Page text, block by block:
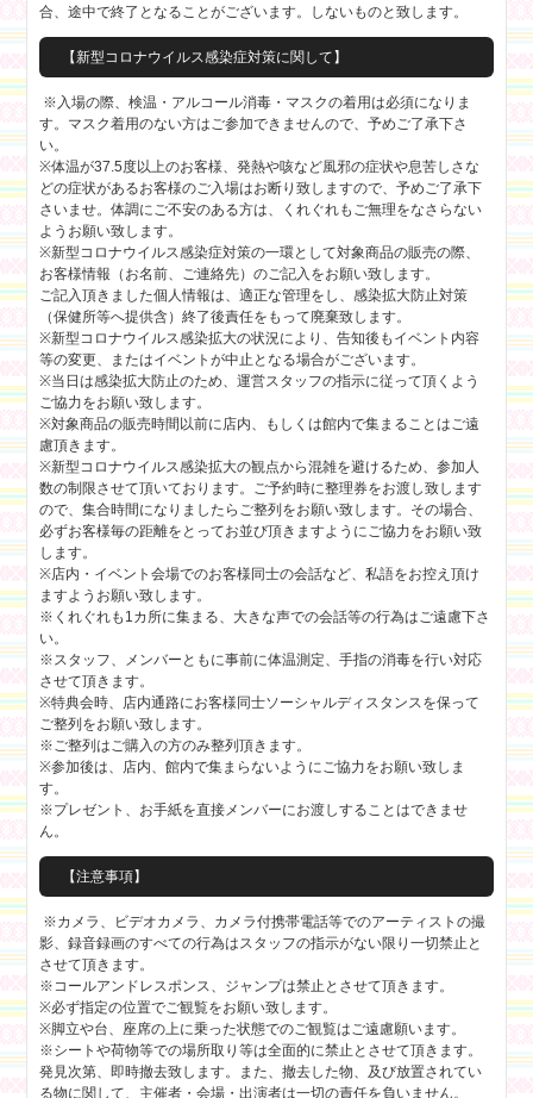
合、途中で終了となることがございます。しないものと致します。
【新型コロナウイルス感染症対策に関して】
※入場の際、検温・アルコール消毒・マスクの着用は必須になりま
す。マスク着用のない方はご参加できませんので、予めご了承下さ
い。
※体温が37.5度以上のお客様、発熱や咳など風邪の症状や息苦しさな
どの症状があるお客様のご入場はお断り致しますので、予めご了承下
さいませ。体調にご不安のある方は、くれぐれもご無理をなさらない
ようお願い致します。
※新型コロナウイルス感染症対策の一環として対象商品の販売の際、
お客様情報（お名前、ご連絡先）のご記入をお願い致します。
ご記入頂きました個人情報は、適正な管理をし、感染拡大防止対策
（保健所等へ提供含）終了後責任をもって廃棄致します。
※新型コロナウイルス感染拡大の状況により、告知後もイベント内容
等の変更、またはイベントが中止となる場合がございます。
※当日は感染拡大防止のため、運営スタッフの指示に従って頂くよう
ご協力をお願い致します。
※対象商品の販売時間以前に店内、もしくは館内で集まることはご遠
慮頂きます。
※新型コロナウイルス感染拡大の観点から混雑を避けるため、参加人
数の制限させて頂いております。ご予約時に整理券をお渡し致します
ので、集合時間になりましたらご整列をお願い致します。その場合、
必ずお客様毎の距離をとってお並び頂きますようにご協力をお願い致
します。
※店内・イベント会場でのお客様同士の会話など、私語をお控え頂け
ますようお願い致します。
※くれぐれも1カ所に集まる、大きな声での会話等の行為はご遠慮下さ
い。
※スタッフ、メンバーともに事前に体温測定、手指の消毒を行い対応
させて頂きます。
※特典会時、店内通路にお客様同士ソーシャルディスタンスを保って
ご整列をお願い致します。
※ご整列はご購入の方のみ整列頂きます。
※参加後は、店内、館内で集まらないようにご協力をお願い致しま
す。
※プレゼント、お手紙を直接メンバーにお渡しすることはできませ
ん。
【注意事項】
※カメラ、ビデオカメラ、カメラ付携帯電話等でのアーティストの撮
影、録音録画のすべての行為はスタッフの指示がない限り一切禁止と
させて頂きます。
※コールアンドレスポンス、ジャンプは禁止とさせて頂きます。
※必ず指定の位置でご観覧をお願い致します。
※脚立や台、座席の上に乗った状態でのご観覧はご遠慮願います。
※シートや荷物等での場所取り等は全面的に禁止とさせて頂きます。
発見次第、即時撤去致します。また、撤去した物、及び放置されてい
る物に関して、主催者・会場・出演者は一切の責任を負いません。